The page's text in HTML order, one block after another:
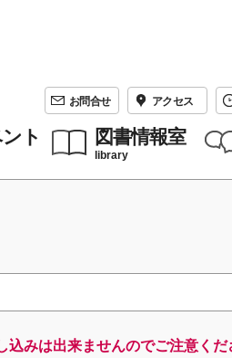
お問合せ アクセス
ト 図書情報室
library
みは出来ませんのでご注意くだ